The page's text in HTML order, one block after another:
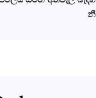
නී